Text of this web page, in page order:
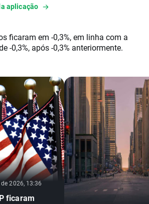
aplicação
ficaram em -0,3%, em linha com a
-0,3%, após -0,3% anteriormente.
2026, 13:36
ficaram